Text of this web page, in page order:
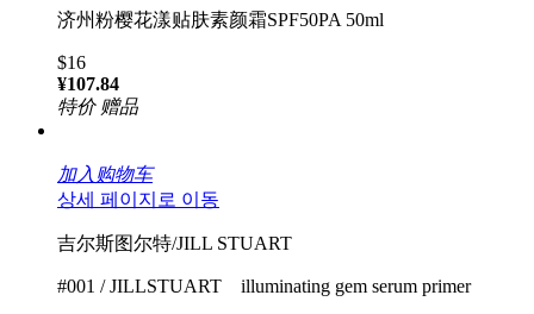
济州粉樱花漾贴肤素颜霜SPF50PA 50ml
$16
¥107.84
特价 赠品
加入购物车
상세 페이지로 이동
吉尔斯图尔特/JILL STUART
#001 / JILLSTUART illuminating gem serum primer